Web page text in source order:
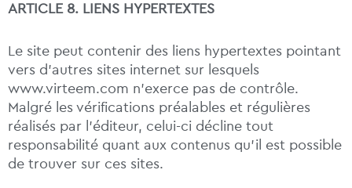
ARTICLE 8. LIENS HYPERTEXTES
Le site peut contenir des liens hypertextes pointant
vers d’autres sites internet sur lesquels
www.virteem.com n’exerce pas de contrôle.
Malgré les vérifications préalables et régulières
réalisés par l’éditeur, celui-ci décline tout
responsabilité quant aux contenus qu’il est possible
de trouver sur ces sites.